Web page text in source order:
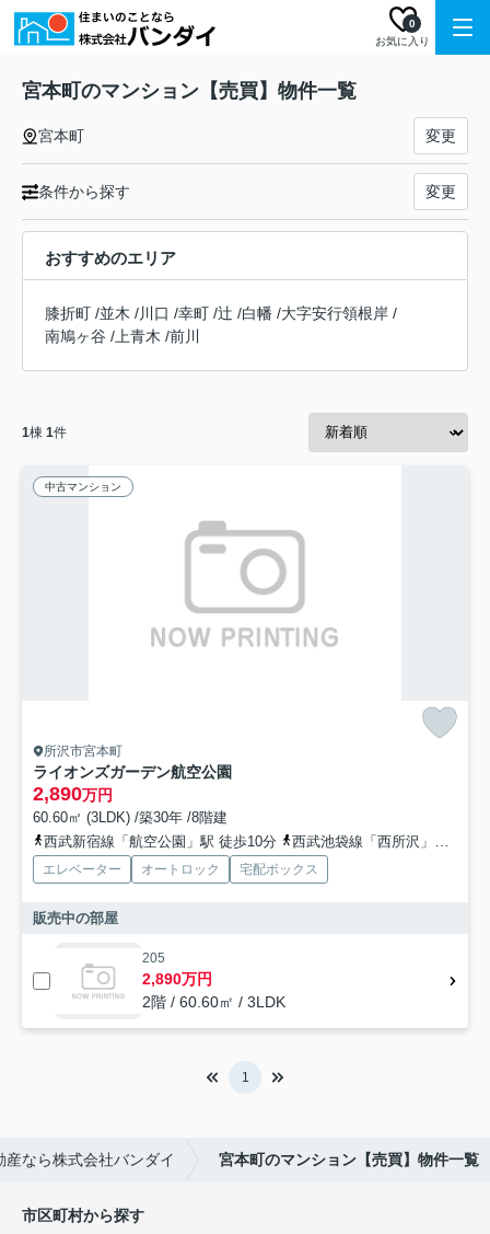
お気に入り
0
宮本町のマンション【売買】物件一覧
宮本町 変更
条件から探す 変更
おすすめのエリア
膝折町 /並木 /川口 /幸町 /辻 /白幡 /大字安行領根岸 /
南鳩ヶ谷 / 上青木 /前川
1棟 1件
中古マンション
所沢市宮本町
ライオンズガーデン航空公園
2,890万円
60.60㎡ (3LDK) /築30年 /8階建
西武新宿線「航空公園」駅 徒歩10分
西武池袋線「西所沢」駅 徒歩13分
エレベーター オートロック 宅配ボックス
販売中の部屋
205
2,890万円
2階 / 60.60㎡ / 3LDK
1
なら株式会社バンダイ 宮本町のマンション【売買】物件一覧
市区町村から探す